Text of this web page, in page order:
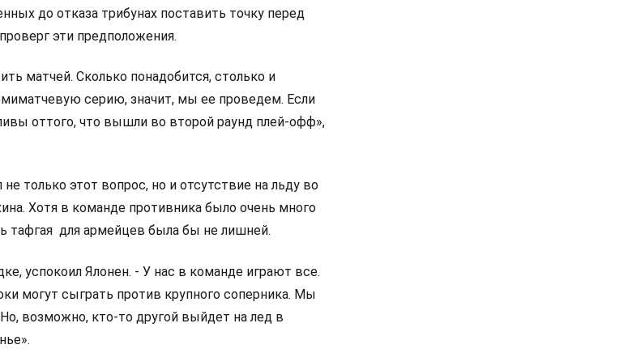
до отказа трибунах поставить точку перед
эти предположения.
матчей. Сколько понадобится, столько и
серию, значит, мы ее проведем. Если
оттого, что вышли во второй раунд плей-офф»,
только этот вопрос, но и отсутствие на льду во
Хотя в команде противника было очень много
тафгая для армейцев была бы не лишней.
успокоил Ялонен. - У нас в команде играют все.
могут сыграть против крупного соперника. Мы
возможно, кто-то другой выйдет на лед в